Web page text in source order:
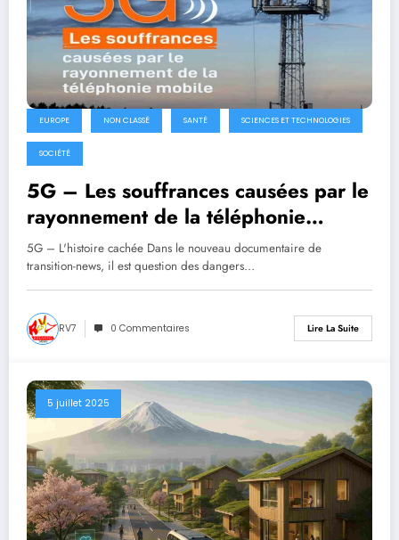
EUROPE NON CLASSÉ SANTÉ SCIENCES ET TECHNOLOGIES
SOCIÉTÉ
5G – Les souffrances causées par le
rayonnement de la téléphonie
mobile
5G – L'histoire cachée Dans le nouveau documentaire de
transition-news, il est question des dangers…
RV7 0 Commentaires Lire La Suite
5 juillet 2025